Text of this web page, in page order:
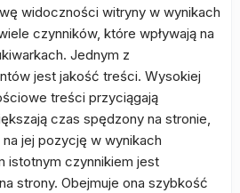
widoczności witryny w wynikach
czynników, które wpływają na
Jednym z
jest jakość treści. Wysokiej
treści przyciągają
czas spędzony na stronie,
jej pozycję w wynikach
istotnym czynnikiem jest
strony. Obejmuje ona szybkość